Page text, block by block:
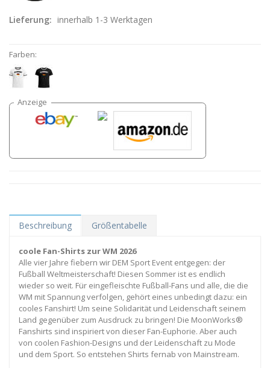
Lieferung: innerhalb 1-3 Werktagen
Farben:
Beschreibung Größentabelle
coole Fan-Shirts zur WM 2026
Alle vier Jahre fiebern wir DEM Sport Event entgegen: der
Fußball Weltmeisterschaft! Diesen Sommer ist es endlich
wieder so weit. Für eingefleischte Fußball-Fans und alle, die die
WM mit Spannung verfolgen, gehört eines unbedingt dazu: ein
cooles Fanshirt! Um seine Solidarität und Leidenschaft seinem
Land gegenüber zum Ausdruck zu bringen! Die MoonWorks®
Fanshirts sind inspiriert von dieser Fan-Euphorie. Aber auch
von coolen Fashion-Designs und der Leidenschaft zu Mode
und dem Sport. So entstehen Shirts fernab von Mainstream.